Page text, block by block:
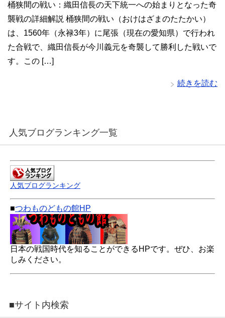
桶狭間の戦い：織田信長の天下統一への始まりとなった奇
襲戦の詳細解説 桶狭間の戦い（おけはざまのたたかい）
は、1560年（永禄3年）に尾張（現在の愛知県）で行われ
た合戦で、織田信長が今川義元を奇襲して勝利した戦いで
す。この […]
続きを読む
人気ブログランキング一覧
人気ブログランキング
■つわものどもの館HP
日本の戦国時代を知ることができるHPです。ぜひ、お楽
しみください。
■サイト内検索